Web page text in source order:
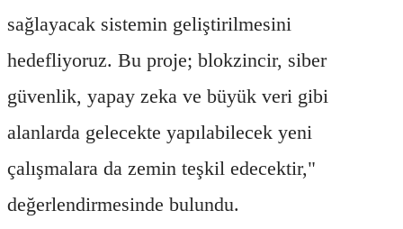
sağlayacak sistemin geliştirilmesini
hedefliyoruz. Bu proje; blokzincir, siber
güvenlik, yapay zeka ve büyük veri gibi
alanlarda gelecekte yapılabilecek yeni
çalışmalara da zemin teşkil edecektir,"
değerlendirmesinde bulundu.